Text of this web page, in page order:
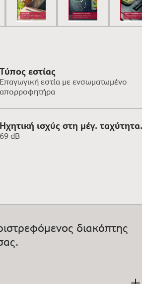
Τύπος εστίας
Επαγωγική εστία με ενσωματωμένο
απορροφητήρα
Ηχητική ισχύς στη μέγ. ταχύτητα
(2010/30/ΕΚ)
69 dB
διακόπτης